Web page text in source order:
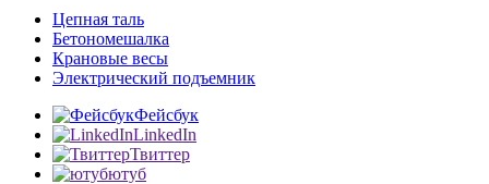
Цепная таль
Бетономешалка
Крановые весы
Электрический подъемник
Фейсбук
LinkedIn
Твиттер
ютуб